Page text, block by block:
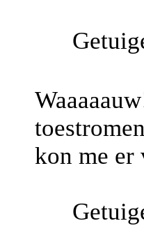
kon me